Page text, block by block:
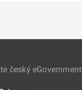
český eGovernment